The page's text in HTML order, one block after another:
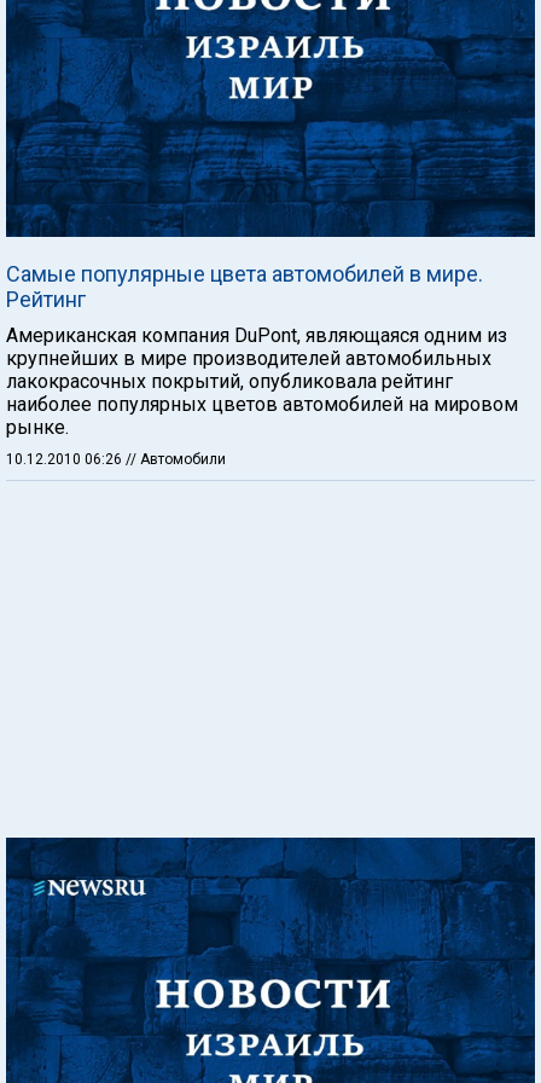
Самые популярные цвета автомобилей в мире.
Рейтинг
Американская компания DuPont, являющаяся одним из
крупнейших в мире производителей автомобильных
лакокрасочных покрытий, опубликовала рейтинг
наиболее популярных цветов автомобилей на мировом
рынке.
10.12.2010 06:26 // Автомобили